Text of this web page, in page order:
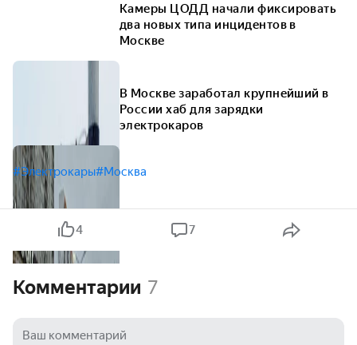
Камеры ЦОДД начали фиксировать
два новых типа инцидентов в
Москве
В Москве заработал крупнейший в
России хаб для зарядки
электрокаров
#Электрокары#Москва
4 7
Комментарии 7